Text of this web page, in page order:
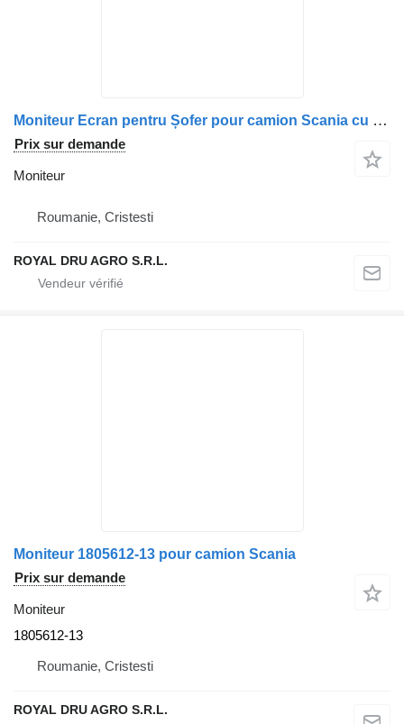
Moniteur Ecran pentru Șofer pour camion Scania cu Conectori și Cablu
Prix sur demande
Moniteur
Roumanie, Cristesti
ROYAL DRU AGRO S.R.L.
Moniteur 1805612-13 pour camion Scania
Prix sur demande
Moniteur
1805612-13
Roumanie, Cristesti
ROYAL DRU AGRO S.R.L.